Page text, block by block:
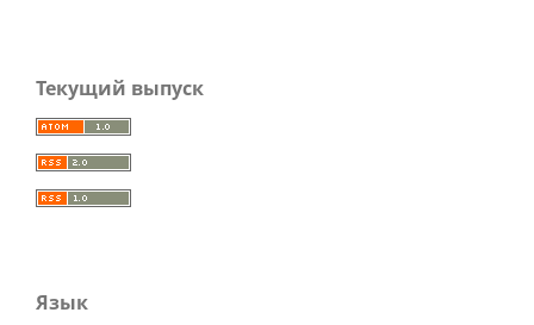
Текущий выпуск
Язык